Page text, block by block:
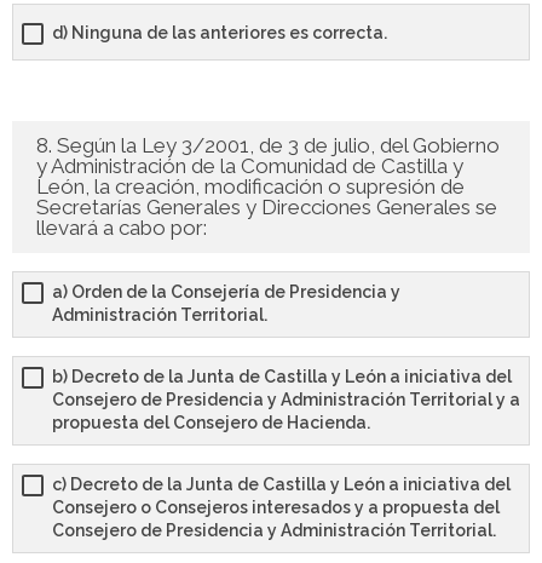
d) Ninguna de las anteriores es correcta.
8. Según la Ley 3/2001, de 3 de julio, del Gobierno
y Administración de la Comunidad de Castilla y
León, la creación, modificación o supresión de
Secretarías Generales y Direcciones Generales se
llevará a cabo por:
a) Orden de la Consejería de Presidencia y
Administración Territorial.
b) Decreto de la Junta de Castilla y León a iniciativa del
Consejero de Presidencia y Administración Territorial y a
propuesta del Consejero de Hacienda.
c) Decreto de la Junta de Castilla y León a iniciativa del
Consejero o Consejeros interesados y a propuesta del
Consejero de Presidencia y Administración Territorial.